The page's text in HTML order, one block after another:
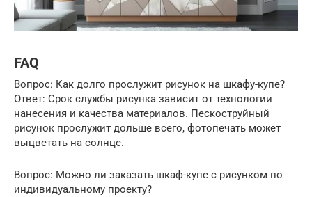
FAQ
Вопрос: Как долго прослужит рисунок на шкафу-купе?
Ответ: Срок службы рисунка зависит от технологии
нанесения и качества материалов. Пескоструйный
рисунок прослужит дольше всего, фотопечать может
выцветать на солнце.
Вопрос: Можно ли заказать шкаф-купе с рисунком по
индивидуальному проекту?